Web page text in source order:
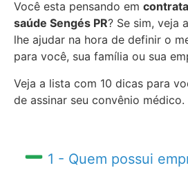
Você esta pensando em
saúde Sengés PR? Se sim, veja
lhe ajudar na hora de definir o
para você, sua família ou sua
Veja a lista com 10 dicas para
de assinar seu convênio médico.
1 - Quem possui